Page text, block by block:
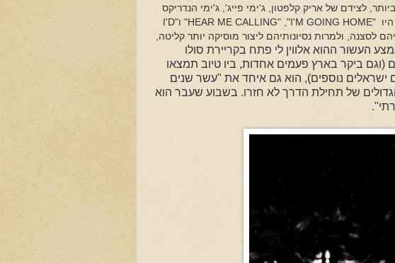
לצידם של אריק קלפטון, ג'ימי פייג', ג'ימי הנדריקס
"
I'M GOING HOME
", "
HEAR ME CALLING" ו"I'D
לסצנה, ולמרות נסיונותיהם ליצור מוסיקה יותר קליטה,
העשור ההוא אלווין לי פתח בקריירת סולו
(וגם ביקר בארץ פעמים אחדות, ביו טיוב תמצאו
ישראלים נוספים), הוא גם איחד את "עשר שנים
אך הימים הגדולים של תחילת הדרך לא חזרו. בשבוע שעבר הוא